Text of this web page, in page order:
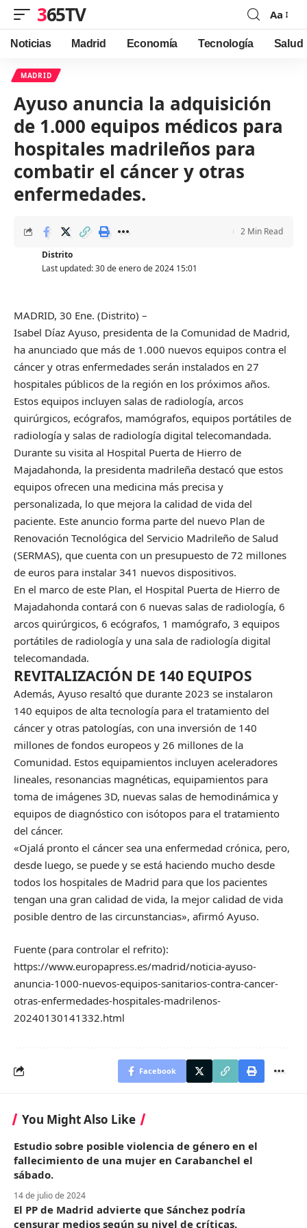
365TV
Font
Resizer
Aa
Noticias Madrid Economía Tecnología Salud
MADRID
Ayuso anuncia la adquisición
de 1.000 equipos médicos para
hospitales madrileños para
combatir el cáncer y otras
enfermedades.
Last updated: 30 de enero de 2024 15:01
Distrito
2 Min Read
MADRID, 30 Ene. (Distrito) –
Isabel Díaz Ayuso, presidenta de la Comunidad de Madrid,
ha anunciado que más de 1.000 nuevos equipos contra el
cáncer y otras enfermedades serán instalados en 27
hospitales públicos de la región en los próximos años.
Estos equipos incluyen salas de radiología, arcos
quirúrgicos, ecógrafos, mamógrafos, equipos portátiles de
radiología y salas de radiología digital telecomandada.
Durante su visita al Hospital Puerta de Hierro de
Majadahonda, la presidenta madrileña destacó que estos
equipos ofrecen una medicina más precisa y
personalizada, lo que mejora la calidad de vida del
paciente. Este anuncio forma parte del nuevo Plan de
Renovación Tecnológica del Servicio Madrileño de Salud
(SERMAS), que cuenta con un presupuesto de 72 millones
de euros para instalar 341 nuevos dispositivos.
En el marco de este Plan, el Hospital Puerta de Hierro de
Majadahonda contará con 6 nuevas salas de radiología, 6
arcos quirúrgicos, 6 ecógrafos, 1 mamógrafo, 3 equipos
portátiles de radiología y una sala de radiología digital
telecomandada.
REVITALIZACIÓN DE 140 EQUIPOS
Además, Ayuso resaltó que durante 2023 se instalaron
140 equipos de alta tecnología para el tratamiento del
cáncer y otras patologías, con una inversión de 140
millones de fondos europeos y 26 millones de la
Comunidad. Estos equipamientos incluyen aceleradores
lineales, resonancias magnéticas, equipamientos para
toma de imágenes 3D, nuevas salas de hemodinámica y
equipos de diagnóstico con isótopos para el tratamiento
del cáncer.
«Ojalá pronto el cáncer sea una enfermedad crónica, pero,
desde luego, se puede y se está haciendo mucho desde
todos los hospitales de Madrid para que los pacientes
tengan una gran calidad de vida, la mejor calidad de vida
posible dentro de las circunstancias», afirmó Ayuso.
Fuente (para controlar el refrito):
https://www.europapress.es/madrid/noticia-ayuso-
anuncia-1000-nuevos-equipos-sanitarios-contra-cancer-
otras-enfermedades-hospitales-madrilenos-
20240130141332.html
Facebook
You Might Also Like
Estudio sobre posible violencia de género en el
fallecimiento de una mujer en Carabanchel el
sábado.
14 de julio de 2024
El PP de Madrid advierte que Sánchez podría
censurar medios según su nivel de críticas.